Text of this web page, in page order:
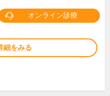
オンライン診療
細をみる